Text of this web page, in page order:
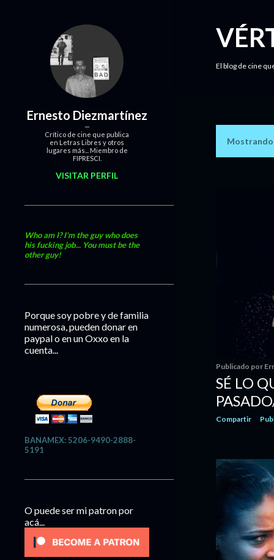
El blog de cine
Mostrando
Publicado por
SÉ LO
Compartir
Ernesto Diezmartínez
Crítico de cine que publica
en Letras Libres y otros
lugares más... Miembro de
FIPRESCI.
VISITAR PERFIL
Who am I? I'm the guy who does
his fucking job... You must be the
other guy!
Porque soy pobre y de familia
numerosa, pueden donar en
paypal o en un Oxxo en la
cuenta...
BANAMEX: 5206-9490-2888-
5191
O puede ser mi patron por
acá...